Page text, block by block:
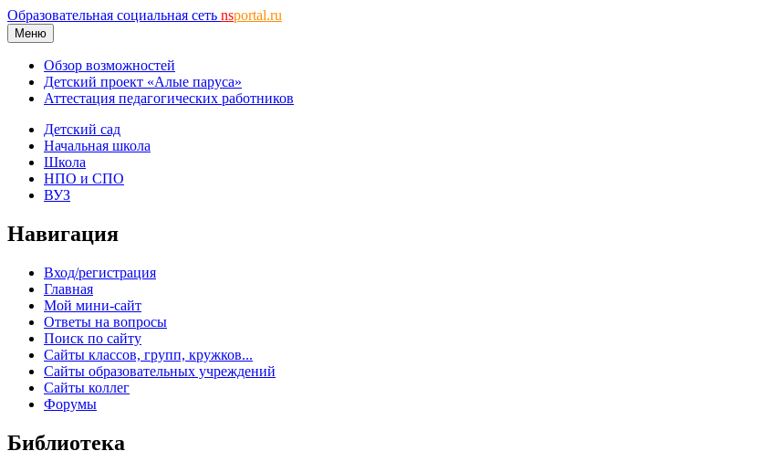
Образовательная социальная сеть nsportal.ru
Меню
Обзор возможностей
Детский проект «Алые паруса»
Аттестация педагогических работников
Детский сад
Начальная школа
Школа
НПО и СПО
ВУЗ
Навигация
Вход/регистрация
Главная
Мой мини-сайт
Ответы на вопросы
Поиск по сайту
Сайты классов, групп, кружков...
Сайты образовательных учреждений
Сайты коллег
Форумы
Библиотека